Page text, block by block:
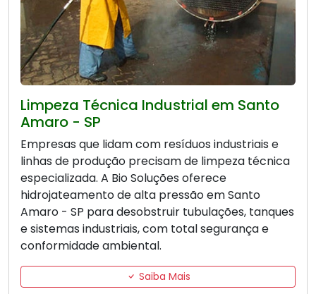
Limpeza Técnica Industrial em Santo
Amaro - SP
Empresas que lidam com resíduos industriais e
linhas de produção precisam de limpeza técnica
especializada. A Bio Soluções oferece
hidrojateamento de alta pressão em Santo
Amaro - SP para desobstruir tubulações, tanques
e sistemas industriais, com total segurança e
conformidade ambiental.
Saiba Mais